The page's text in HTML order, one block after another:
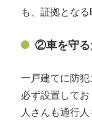
も、証拠とな
②車を守る
一戸建てに防
必ず設置して
人さんも通行